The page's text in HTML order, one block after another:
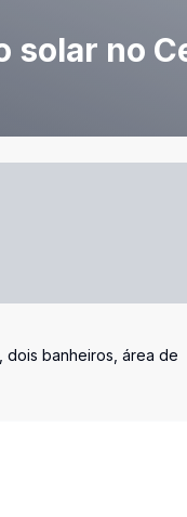
solar no
dois banheiros, área de